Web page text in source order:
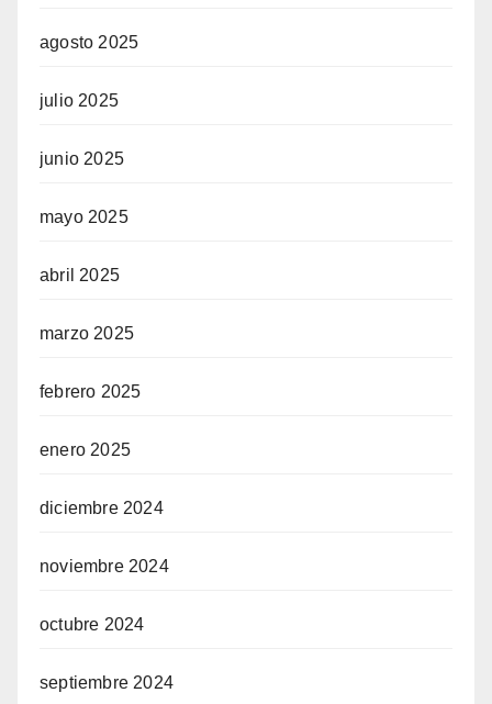
agosto 2025
julio 2025
junio 2025
mayo 2025
abril 2025
marzo 2025
febrero 2025
enero 2025
diciembre 2024
noviembre 2024
octubre 2024
septiembre 2024